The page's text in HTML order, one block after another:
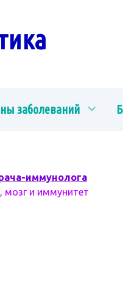
заболеваний
иммунолога
мозг и иммунитет